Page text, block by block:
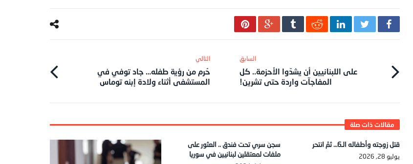
على اللبنانيين أن يشدّوا الأحزمة.. كل
المفاجآت واردة حتى تشرين!
حُرم من رؤية طفله… جاد توفي في
المستشفى أثناء ولادة إبنه توماس
قتل زوجته وأطفاله الـ6… ثمّ انتحر
يوليو 28, 2026
سجن سري تحت فندق .. العثور على
ملفات لمعتقلين لبنانيين في سوريا